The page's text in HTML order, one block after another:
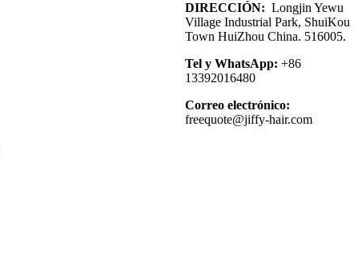
DIRECCIÓN: Longjin Yewu
Village Industrial Park, ShuiKou
Town HuiZhou China. 516005.
Tel y WhatsApp: +86
13392016480
Correo electrónico:
freequote@jiffy-hair.com